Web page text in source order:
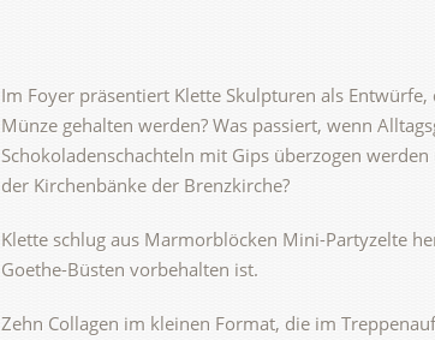
Im Foyer präsentiert Klette Skulpturen als
Münze gehalten werden? Was passiert, wenn
Schokoladenschachteln mit Gips überzogen
der Kirchenbänke der Brenzkirche?
Klette schlug aus Marmorblöcken Mini-Partyzelte
Goethe-Büsten vorbehalten ist.
Zehn Collagen im kleinen Format, die im